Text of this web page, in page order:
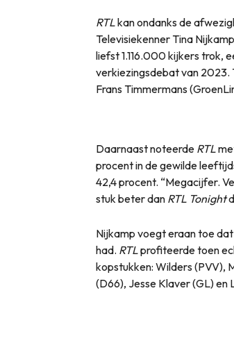
RTLkan ondanks de
Televisiekenner Tina
liefst 1.116.000 kijkers trok,
verkiezingsdebat van 2023.
Frans Timmermans
Daarnaast noteerde RTL
procent in de gewilde
42,4 procent. “Megacijfer.
stuk beter dan RTL Tonight
Nijkamp voegt eraan toe
had. RTLprofiteerde toen
kopstukken: Wilders (PVV),
(D66), Jesse Klaver (GL) en